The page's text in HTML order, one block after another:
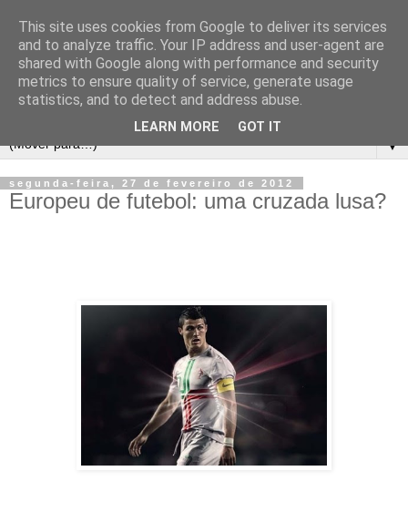
▼
segunda-feira, 27 de fevereiro de 2012
Europeu de futebol: uma cruzada lusa?
This site uses cookies from Google to deliver its services
and to analyze traffic. Your IP address and user-agent are
shared with Google along with performance and security
metrics to ensure quality of service, generate usage
statistics, and to detect and address abuse.
LEARN MORE GOT IT